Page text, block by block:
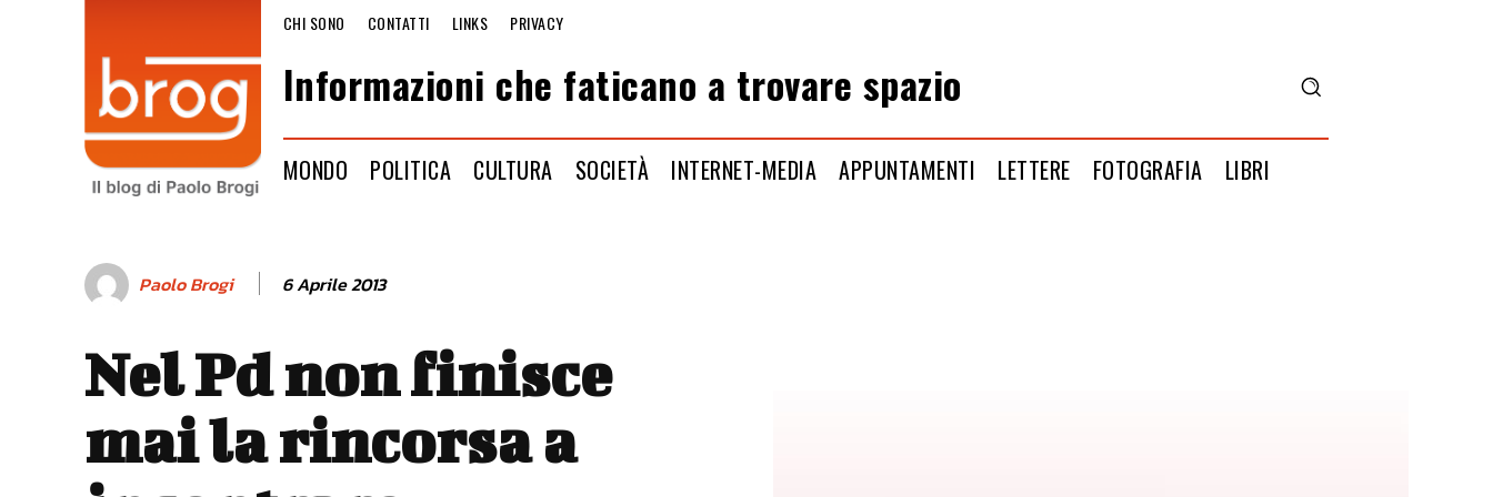
CHI SONO CONTATTI LINKS PRIVACY
Informazioni che faticano a trovare spazio
MONDO POLITICA CULTURA SOCIETÀ INTERNET-MEDIA APPUNTAMENTI LETTERE FOTOGRAFIA LIBRI
Paolo Brogi 6 Aprile 2013
Nel Pd non finisce
mai la rincorsa a